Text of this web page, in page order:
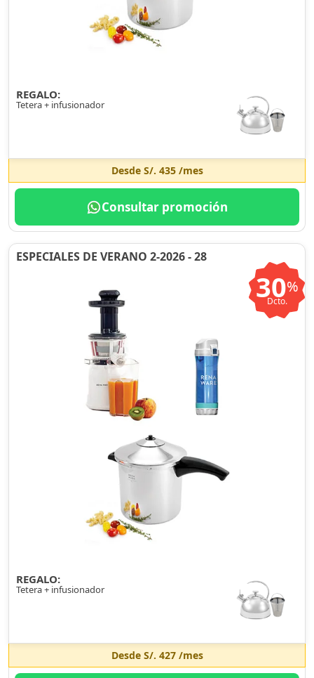
REGALO:
Tetera + infusionador
Desde S/. 435/mes
Consultar promoción
ESPECIALES DE VERANO 2-2026 - 28
30%
Dcto.
REGALO:
Tetera + infusionador
Desde S/. 427/mes